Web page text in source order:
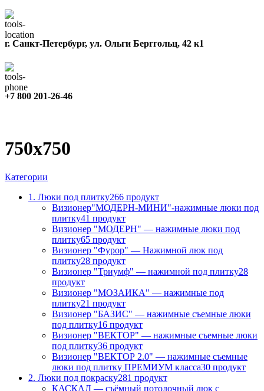
г. Санкт-Петербург, ул. Ольги Берггольц, 42 к1
+7 800 201-26-46
750х750
Категории
1. Люки под плитку266 продукт
Визионер"МОДЕРН-МИНИ"-нажимные люки под
плитку41 продукт
Визионер "МОДЕРН" — нажимные люки под
плитку65 продукт
Визионер "Фурор" — Нажимной люк под
плитку28 продукт
Визионер "Триумф" — нажимной под плитку28
продукт
Визионер "МОЗАИКА" — нажимные под
плитку21 продукт
Визионер "БАЗИС" — нажимные съемные люки
под плитку16 продукт
Визионер "ВЕКТОР" — нажимные съемные люки
под плитку36 продукт
Визионер "ВЕКТОР 2.0" — нажимные съемные
люки под плитку ПРЕМИУМ класса30 продукт
2. Люки под покраску281 продукт
КАСКАД — съёмный потолочный люк с